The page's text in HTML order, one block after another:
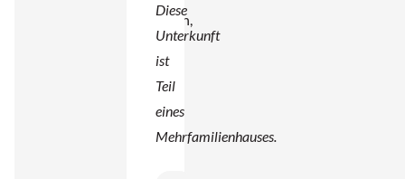
italienisch,
mit dem
Meer
immer
in der
Nähe.
Diese
Unterkunft
ist
Teil
eines
Mehrfamilienhauses.